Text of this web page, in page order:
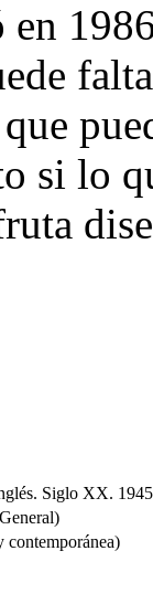
en
si lo
Siglo XX.
contemporánea)